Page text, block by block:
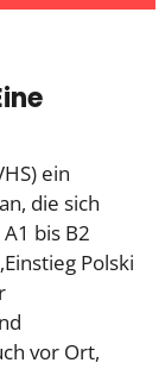
ein
an, die sich
bis B2
Polski
vor Ort,